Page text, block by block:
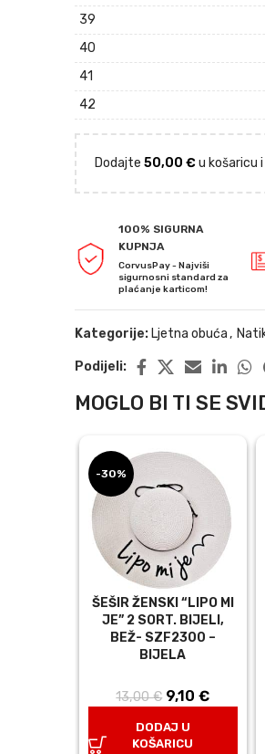
39
40
41
42
Dodajte 50,00 € u košaricu
100% SIGURNA
KUPNJA
CorvusPay - Najviši
sigurnosni standard za
plaćanje karticom!
Kategorije: Ljetna obuća,
Podijeli:
MOGLO BI TI SE
-30%
ŠEŠIR ŽENSKI “LIPO MI
JE” 2 SORT. BIJELI,
BEŽ- SZF2300 –
BIJELA
13,00€
Izvorna
je: 13,00 €.
9,10€
DODAJ U
KOŠARICU